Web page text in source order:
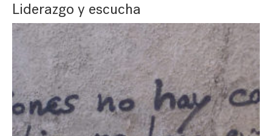
Liderazgo y escucha